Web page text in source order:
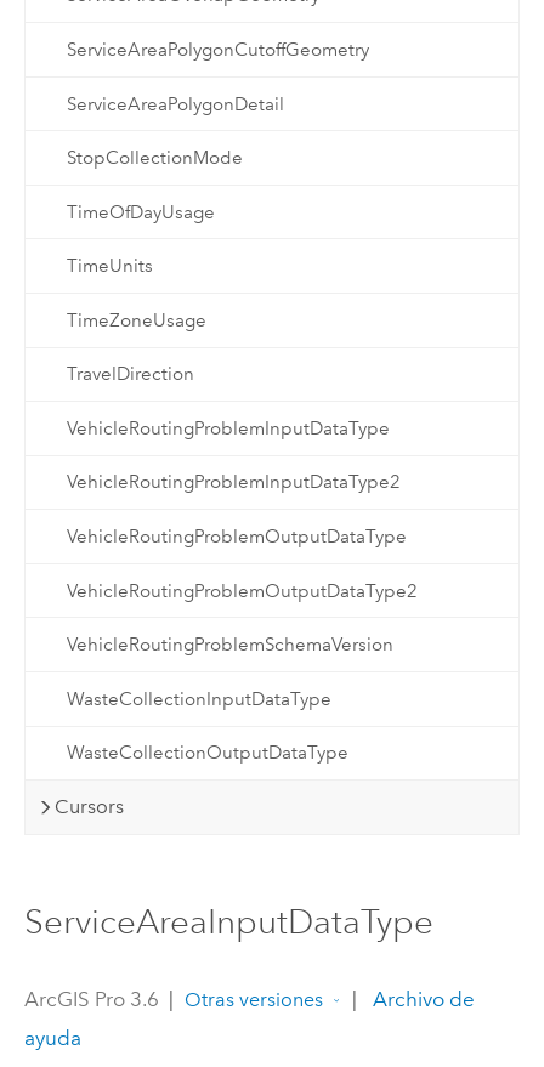
ServiceAreaPolygonCutoffGeometry
ServiceAreaPolygonDetail
StopCollectionMode
TimeOfDayUsage
TimeUnits
TimeZoneUsage
TravelDirection
VehicleRoutingProblemInputDataType
VehicleRoutingProblemInputDataType2
VehicleRoutingProblemOutputDataType
VehicleRoutingProblemOutputDataType2
VehicleRoutingProblemSchemaVersion
WasteCollectionInputDataType
WasteCollectionOutputDataType
Cursors
ServiceAreaInputDataType
ArcGIS Pro 3.6 | Otras versiones |
Archivo de
ayuda